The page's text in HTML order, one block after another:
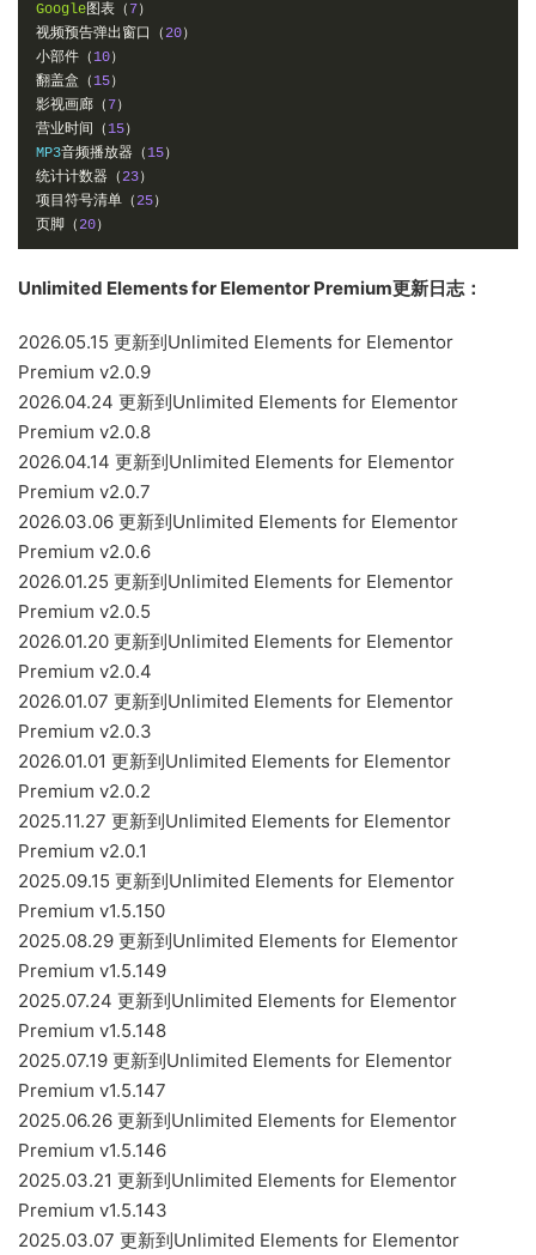
Google图表（ 7）
视频预告弹出窗口（20）
小部件（ 10）
翻盖盒（ 15）
影视画廊（ 7）
营业时间（ 15）
MP3音频播放器（ 15）
统计计数器（23）
项目符号清单（25）
页脚（20）
Unlimited Elements for Elementor Premium更新日志：
2026.05.15 更新到Unlimited Elements for Elementor
Premium v2.0.9
2026.04.24 更新到Unlimited Elements for Elementor
Premium v2.0.8
2026.04.14 更新到Unlimited Elements for Elementor
Premium v2.0.7
2026.03.06 更新到Unlimited Elements for Elementor
Premium v2.0.6
2026.01.25 更新到Unlimited Elements for Elementor
Premium v2.0.5
2026.01.20 更新到Unlimited Elements for Elementor
Premium v2.0.4
2026.01.07 更新到Unlimited Elements for Elementor
Premium v2.0.3
2026.01.01 更新到Unlimited Elements for Elementor
Premium v2.0.2
2025.11.27 更新到Unlimited Elements for Elementor
Premium v2.0.1
2025.09.15 更新到Unlimited Elements for Elementor
Premium v1.5.150
2025.08.29 更新到Unlimited Elements for Elementor
Premium v1.5.149
2025.07.24 更新到Unlimited Elements for Elementor
Premium v1.5.148
2025.07.19 更新到Unlimited Elements for Elementor
Premium v1.5.147
2025.06.26 更新到Unlimited Elements for Elementor
Premium v1.5.146
2025.03.21 更新到Unlimited Elements for Elementor
Premium v1.5.143
2025.03.07 更新到Unlimited Elements for Elementor